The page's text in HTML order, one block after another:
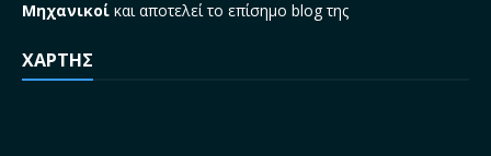
Μηχανικοί και αποτελεί το επίσημο blog της
ΧΑΡΤΗΣ